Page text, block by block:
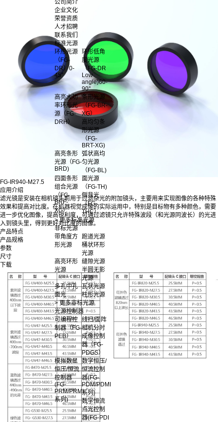
公司简介
企业文化
荣誉资质
人才招聘
联系我们
标准光源
环形光源
（FG-
DR）0-
45°
环形低角
度光源
（FG-DR
Low
angle)60-
90°
高亮大功
率环形光
源（FG-
DRH）
条形光源
（FG-BR-
XG）
高均匀条
形光源
（FG-
BRT-XG)
高亮条形
光源（FG-
BRD)
弧状高均
匀光源
（FG-BL)
四面条形
组合光源
（FG-
BRF-
XG）
面光源
（FG-TH)
侧背光
（FG-
THC）
> 更多标准光源
非标光源
带角度方
形光源
跑道光源
桶状环形
光源
高亮环形
光源
缝隙光源
半圆无影
光源
多孔中孔
面光
瓦状光源
柱形光源
> 更多非标光源
光源控制器
可编程控
制器（FG-
PEB）
线扫/面阵
相机分时
成像控制
器（FG-
PDGS）
模拟数显
恒压/恒流
控制器
(FG-
PRM/PRMI
系列)
数字恒压/
恒流控制
器(FG-
PDM/PDMI
系列)
数字恒流
点光控制
器(FG-PDI
FG-IR940-M27.5
应用介绍
滤光镜是安装在相机镜头前用于过滤杂光的附加镜头，主要用来实现图像的各种特殊
效果和提高对比度。在机器视觉成像的实际运用中，特别是目标物有多种颜色，需要
进一步优化图像，提高锐利度，可通过滤镜只允许特殊波段（和光源同波长）的光进
入到镜头里，得到更好对比度的图像。
产品特点
产品规格
参数
尺寸
下载